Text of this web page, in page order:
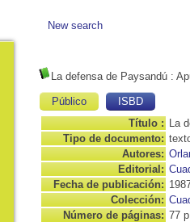
New search
La defensa de Paysandú :
Público
ISBD
Título : La
Tipo de documento:
Autores:
Editorial:
Fecha de publicación:
Colección:
Número de páginas: 77 p